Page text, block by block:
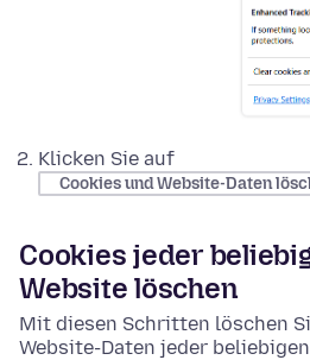
Klicken Sie auf
Cookies und Website-Daten
Cookies jeder
Website löschen
Mit diesen Schritten löschen
Website-Daten jeder